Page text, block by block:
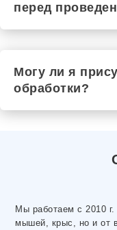
перед
Могу ли я
обработки?
Мы работаем с 2010 г.
мышей, крыс, но и от